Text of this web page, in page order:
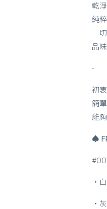
乾
純
一
品
-
初
簡
能
♠
・
・